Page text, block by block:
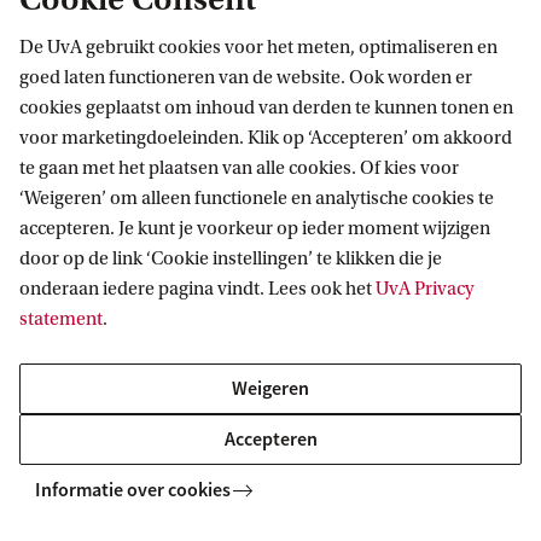
Informatie voor
Bachelorstudiekiezers
Masterstudiekiezers
UvA-studenten
Medewerkers
Journalisten
Alumni
Schooldecanen en vakdocenten
Externen
Direct naar
Webmail
Bibliotheek
Vacatures
Huisstijl
Contact
UvA op social media
Volg UvA op sociale media
De UvA gebruikt cookies voor het meten, optimaliseren en
goed laten functioneren van de website. Ook worden er
cookies geplaatst om inhoud van derden te kunnen tonen en
voor marketingdoeleinden. Klik op ‘Accepteren’ om akkoord
te gaan met het plaatsen van alle cookies. Of kies voor
‘Weigeren’ om alleen functionele en analytische cookies te
accepteren. Je kunt je voorkeur op ieder moment wijzigen
door op de link ‘Cookie instellingen’ te klikken die je
onderaan iedere pagina vindt. Lees ook hetUvA Privacy
statement.
Weigeren
Accepteren
Informatie over cookies